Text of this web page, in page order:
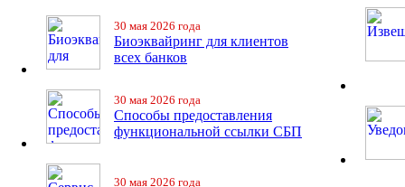
30 мая 2026 года
Биоэквайринг для клиентов
всех банков
30 мая 2026 года
Способы предоставления
функциональной ссылки СБП
30 мая 2026 года